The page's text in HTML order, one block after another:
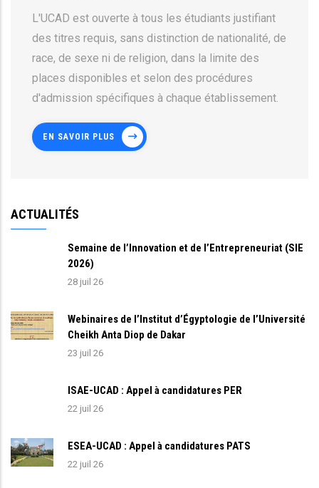
L'UCAD est ouverte à tous les étudiants justifiant
des titres requis, sans distinction de nationalité, de
race, de sexe ni de religion, dans la limite des
places disponibles et selon des procédures
d'admission spécifiques à chaque établissement.
EN SAVOIR PLUS
ACTUALITÉS
Semaine de l’Innovation et de l’Entrepreneuriat (SIE
2026)
28 juil 26
Webinaires de l’Institut d’Égyptologie de l’Université
Cheikh Anta Diop de Dakar
23 juil 26
ISAE-UCAD : Appel à candidatures PER
22 juil 26
ESEA-UCAD : Appel à candidatures PATS
22 juil 26